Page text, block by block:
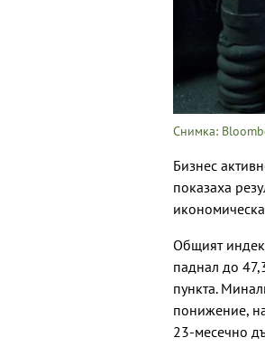
Снимка:
Бизнес
показаха
Общият
паднал до
пункта.
понижение,
23-месечно